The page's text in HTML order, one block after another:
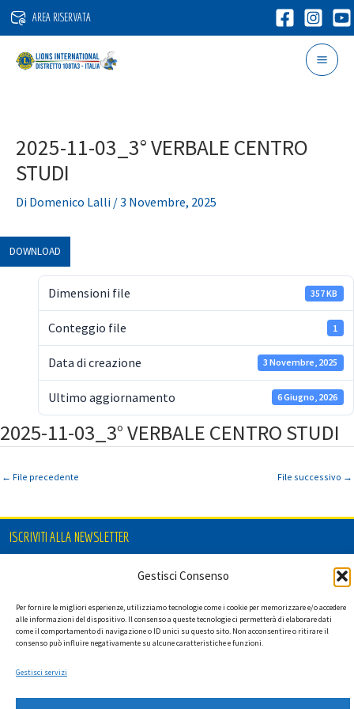
Gestisci Consenso
Per fornire le migliori esperienze, utilizziamo tecnologie come i cookie per memorizzare e/o accedere
alle informazioni del dispositivo. Il consenso a queste tecnologie ci permetterà di elaborare dati
come il comportamento di navigazione o ID unici su questo sito. Non acconsentire o ritirare il
consenso può influire negativamente su alcune caratteristiche e funzioni.
Gestisci servizi
Vai
contenuto
AREA RISERVATA
2025-11-03_3° VERBALE CENTRO
STUDI
Di Domenico Lalli /3 Novembre, 2025
DOWNLOAD
Dimensioni file 357 KB
Conteggio file 1
Data di creazione 3 Novembre, 2025
Ultimo aggiornamento 6 Giugno, 2026
2025-11-03_3° VERBALE CENTRO STUDI
← File precedente File successivo →
ISCRIVITI ALLA NEWSLETTER
Ho letto l'informativa privacy e acconsento a ricevere via e-mail la
newsletter contenente aggiornamenti su attività, iniziative ed eventi
istituzionali.